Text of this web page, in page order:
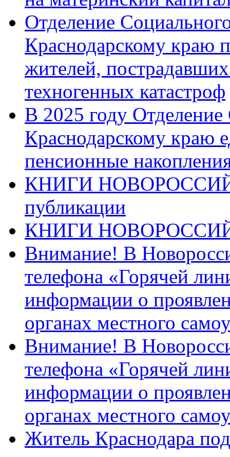
Отделение
Краснодарскому краю
жителей,
техногенных катастроф
В 2025 году
Краснодарскому краю
пенсионные
КНИГИ
публикации
КНИГИ
Внимание! В
телефона «Горячей
информации о
органах местного
Внимание! В
телефона «Горячей
информации о
органах местного
Житель Краснодара